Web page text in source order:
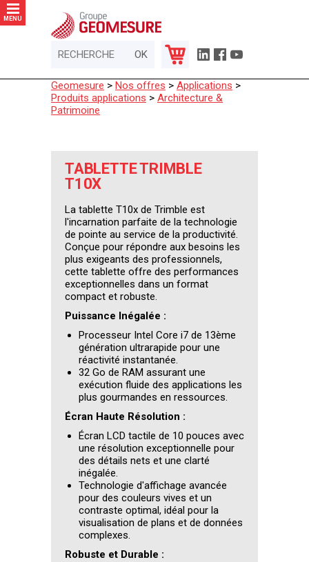
MENU
Geomesure > Nos offres > Applications >
Produits applications > Architecture &
Patrimoine
TABLETTE TRIMBLE
T10X
La tablette T10x de Trimble est
l'incarnation parfaite de la technologie
de pointe au service de la productivité.
Conçue pour répondre aux besoins les
plus exigeants des professionnels,
cette tablette offre des performances
exceptionnelles dans un format
compact et robuste.
Puissance Inégalée :
Processeur Intel Core i7 de 13ème
génération ultrarapide pour une
réactivité instantanée.
32 Go de RAM assurant une
exécution fluide des applications les
plus gourmandes en ressources.
Écran Haute Résolution :
Écran LCD tactile de 10 pouces avec
une résolution exceptionnelle pour
des détails nets et une clarté
inégalée.
Technologie d'affichage avancée
pour des couleurs vives et un
contraste optimal, idéal pour la
visualisation de plans et de données
complexes.
Robuste et Durable :
Panneau de gestion des cookies